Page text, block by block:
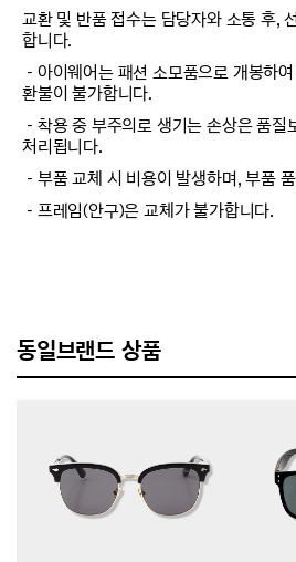
교환 및 반품 접수는 담당자와 소통 후,
합니다.
－아이웨어는 패션 소모품으로 개봉하
환불이 불가합니다.
－착용 중 부주의로 생기는 손상은 품질
처리됩니다.
－부품 교체 시 비용이 발생하며, 부품
－프레임(안구)은 교체가 불가합니다.
동일브랜드 상품